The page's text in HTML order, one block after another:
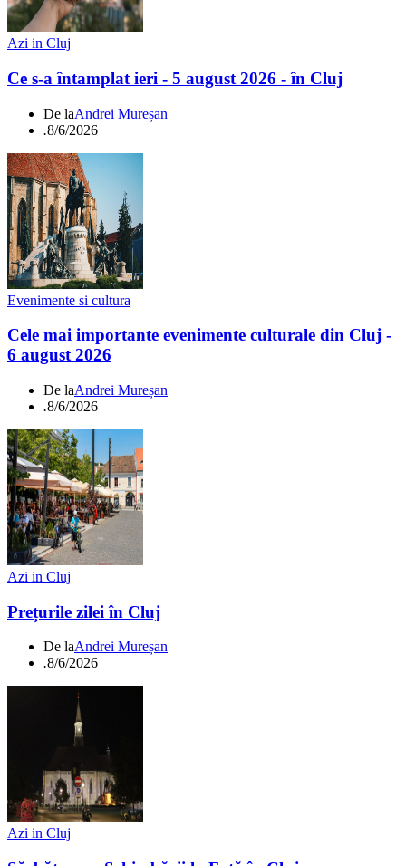
Azi in Cluj
Ce s-a întamplat ieri - 5 august 2026 - în Cluj
De laAndrei Mureșan
.8/6/2026
Evenimente si cultura
Cele mai importante evenimente culturale din Cluj -
6 august 2026
De laAndrei Mureșan
.8/6/2026
Azi in Cluj
Prețurile zilei în Cluj
De laAndrei Mureșan
.8/6/2026
Azi in Cluj